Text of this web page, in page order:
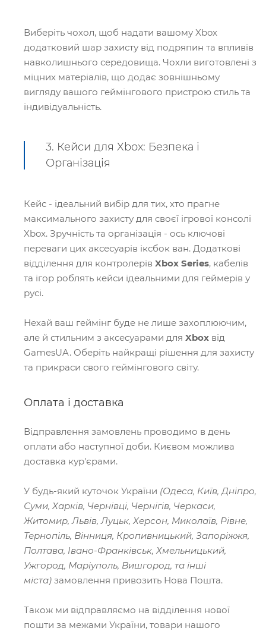
Виберіть чохол, щоб надати вашому Xbox
додатковий шар захисту від подряпин та впливів
навколишнього середовища. Чохли виготовлені з
міцних матеріалів, що додає зовнішньому
вигляду вашого геймінгового пристрою стиль та
індивідуальність.
3. Кейси для Xbox: Безпека і
Організація
Кейс - ідеальний вибір для тих, хто прагне
максимального захисту для своєї ігрової консолі
Xbox. Зручність та організація - ось ключові
переваги цих аксесуарів іксбок ван. Додаткові
відділення для контролерів Xbox Series, кабелів
та ігор роблять кейси ідеальними для геймерів у
русі.
Нехай ваш геймінг буде не лише захоплюючим,
але й стильним з аксесуарами для Xbox від
GamesUA. Оберіть найкращі рішення для захисту
та прикраси свого геймінгового світу.
Оплата і доставка
Відправлення замовлень проводимо в день
оплати або наступної доби. Києвом можлива
доставка кур'єрами.
У будь-який куточок України (Одеса, Київ, Дніпро,
Суми, Харків, Чернівці, Чернігів, Черкаси,
Житомир, Львів, Луцьк, Херсон, Миколаїв, Рівне,
Тернопіль, Вінниця, Кропивницький, Запоріжжя,
Полтава, Івано-Франківськ, Хмельницький,
Ужгород, Маріуполь, Вишгород, та інші
міста) замовлення привозить Нова Пошта.
Також ми відправляємо на відділення нової
пошти за межами України, товари нашого